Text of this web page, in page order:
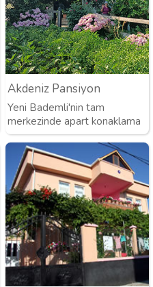
Akdeniz Pansiyon
Yeni Bademli'nin tam
merkezinde apart konaklama